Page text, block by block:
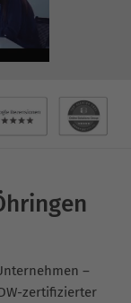
–
zertifizierter